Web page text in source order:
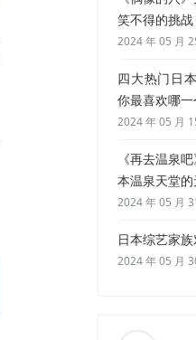
笑不得的挑战
2024 年 05 月
四大热门日
你最喜欢哪一
2024 年 05 月
《再去温泉
本温泉天堂的
2024 年 05 月
日本综艺家
2024 年 05 月